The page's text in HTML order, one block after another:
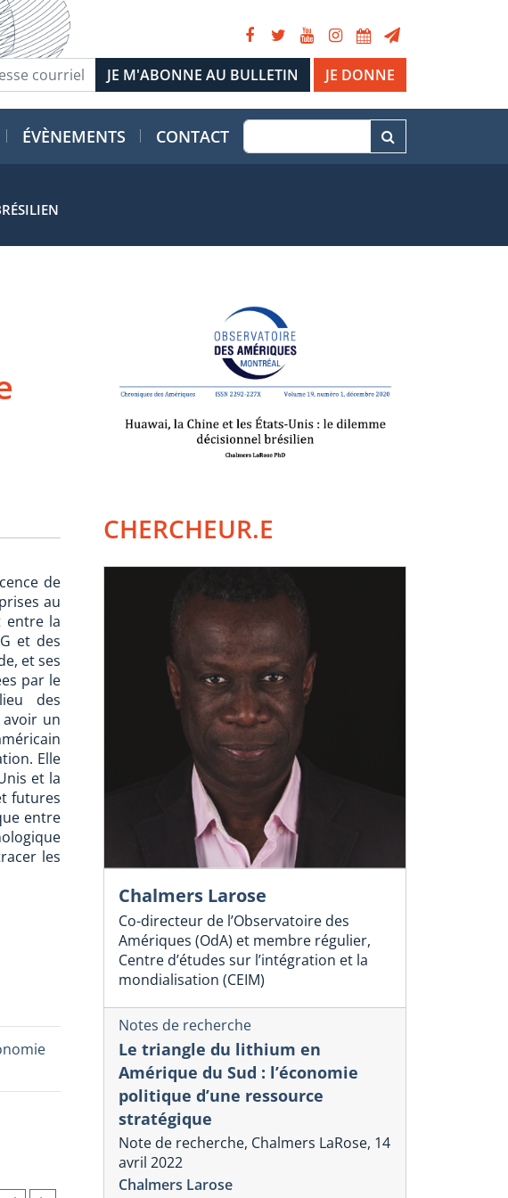
JE DONNE
ÉVÈNEMENTS CONTACT
de
au
entre la
et des
et ses
par le
des
un
Elle
et la
futures
entre
les
CHERCHEUR.E
Chalmers Larose
Co-directeur de l’Observatoire des
Amériques (OdA) et membre régulier,
Centre d’études sur l’intégration et la
mondialisation (CEIM)
Notes de recherche
Le triangle du lithium en
Amérique du Sud : l’économie
politique d’une ressource
stratégique
Note de recherche, Chalmers LaRose, 14
avril 2022
Chalmers Larose